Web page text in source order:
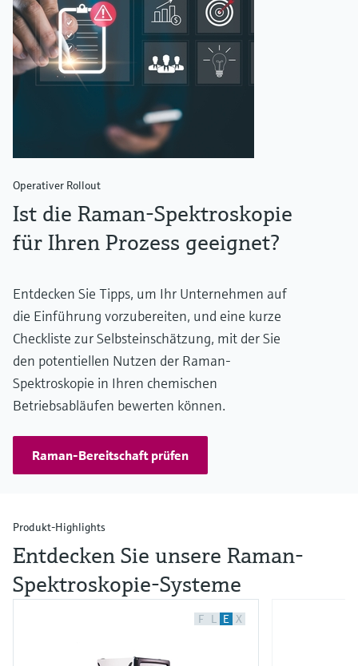
Operativer Rollout
Ist die Raman-Spektroskopie
für Ihren Prozess geeignet?
Entdecken Sie Tipps, um Ihr Unternehmen auf
die Einführung vorzubereiten, und eine kurze
Checkliste zur Selbsteinschätzung, mit der Sie
den potentiellen Nutzen der Raman-
Spektroskopie in Ihren chemischen
Betriebsabläufen bewerten können.
Raman-Bereitschaft prüfen
Produkt-Highlights
Entdecken Sie unsere Raman-
Spektroskopie-Systeme
F L E X